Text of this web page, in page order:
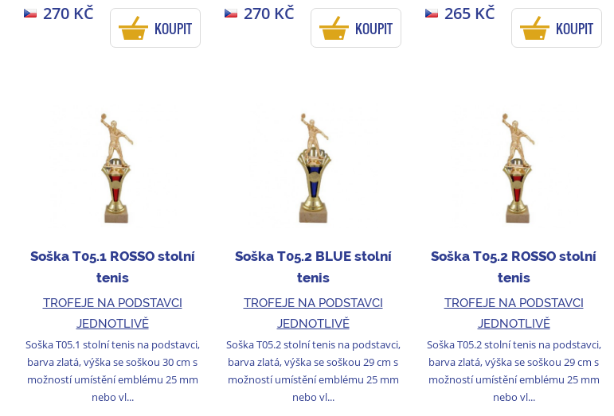
270 KČ
KOUPIT
270 KČ
KOUPIT
265 KČ
KOUPIT
Soška T05.1 ROSSO stolní
tenis
TROFEJE NA PODSTAVCI
JEDNOTLIVĚ
Soška T05.1 stolní tenis na podstavci,
barva zlatá, výška se soškou 30 cm s
možností umístění emblému 25 mm
nebo vl...
Soška T05.2 BLUE stolní
tenis
TROFEJE NA PODSTAVCI
JEDNOTLIVĚ
Soška T05.2 stolní tenis na podstavci,
barva zlatá, výška se soškou 29 cm s
možností umístění emblému 25 mm
nebo vl...
Soška T05.2 ROSSO stolní
tenis
TROFEJE NA PODSTAVCI
JEDNOTLIVĚ
Soška T05.2 stolní tenis na podstavci,
barva zlatá, výška se soškou 29 cm s
možností umístění emblému 25 mm
nebo vl...